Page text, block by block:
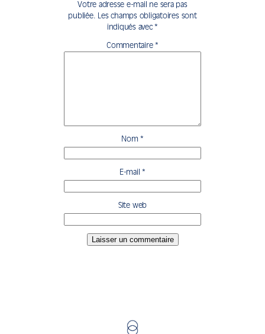
Votre adresse e-mail ne sera pas
publiée.
Les champs obligatoires sont
indiqués avec*
Commentaire *
Nom *
E-mail *
Site web